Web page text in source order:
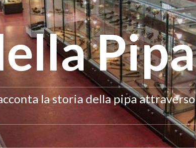
Pipa
la storia della pipa attraverso